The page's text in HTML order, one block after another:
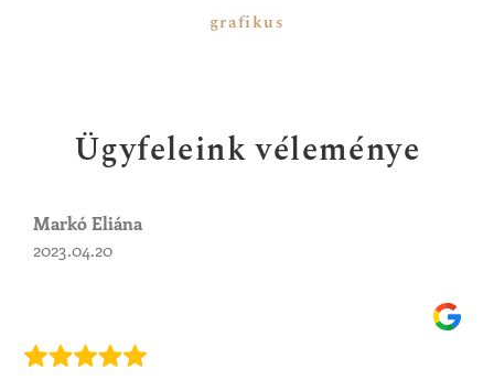
grafikus
Ügyfeleink véleménye
Markó Eliána
2023.04.20